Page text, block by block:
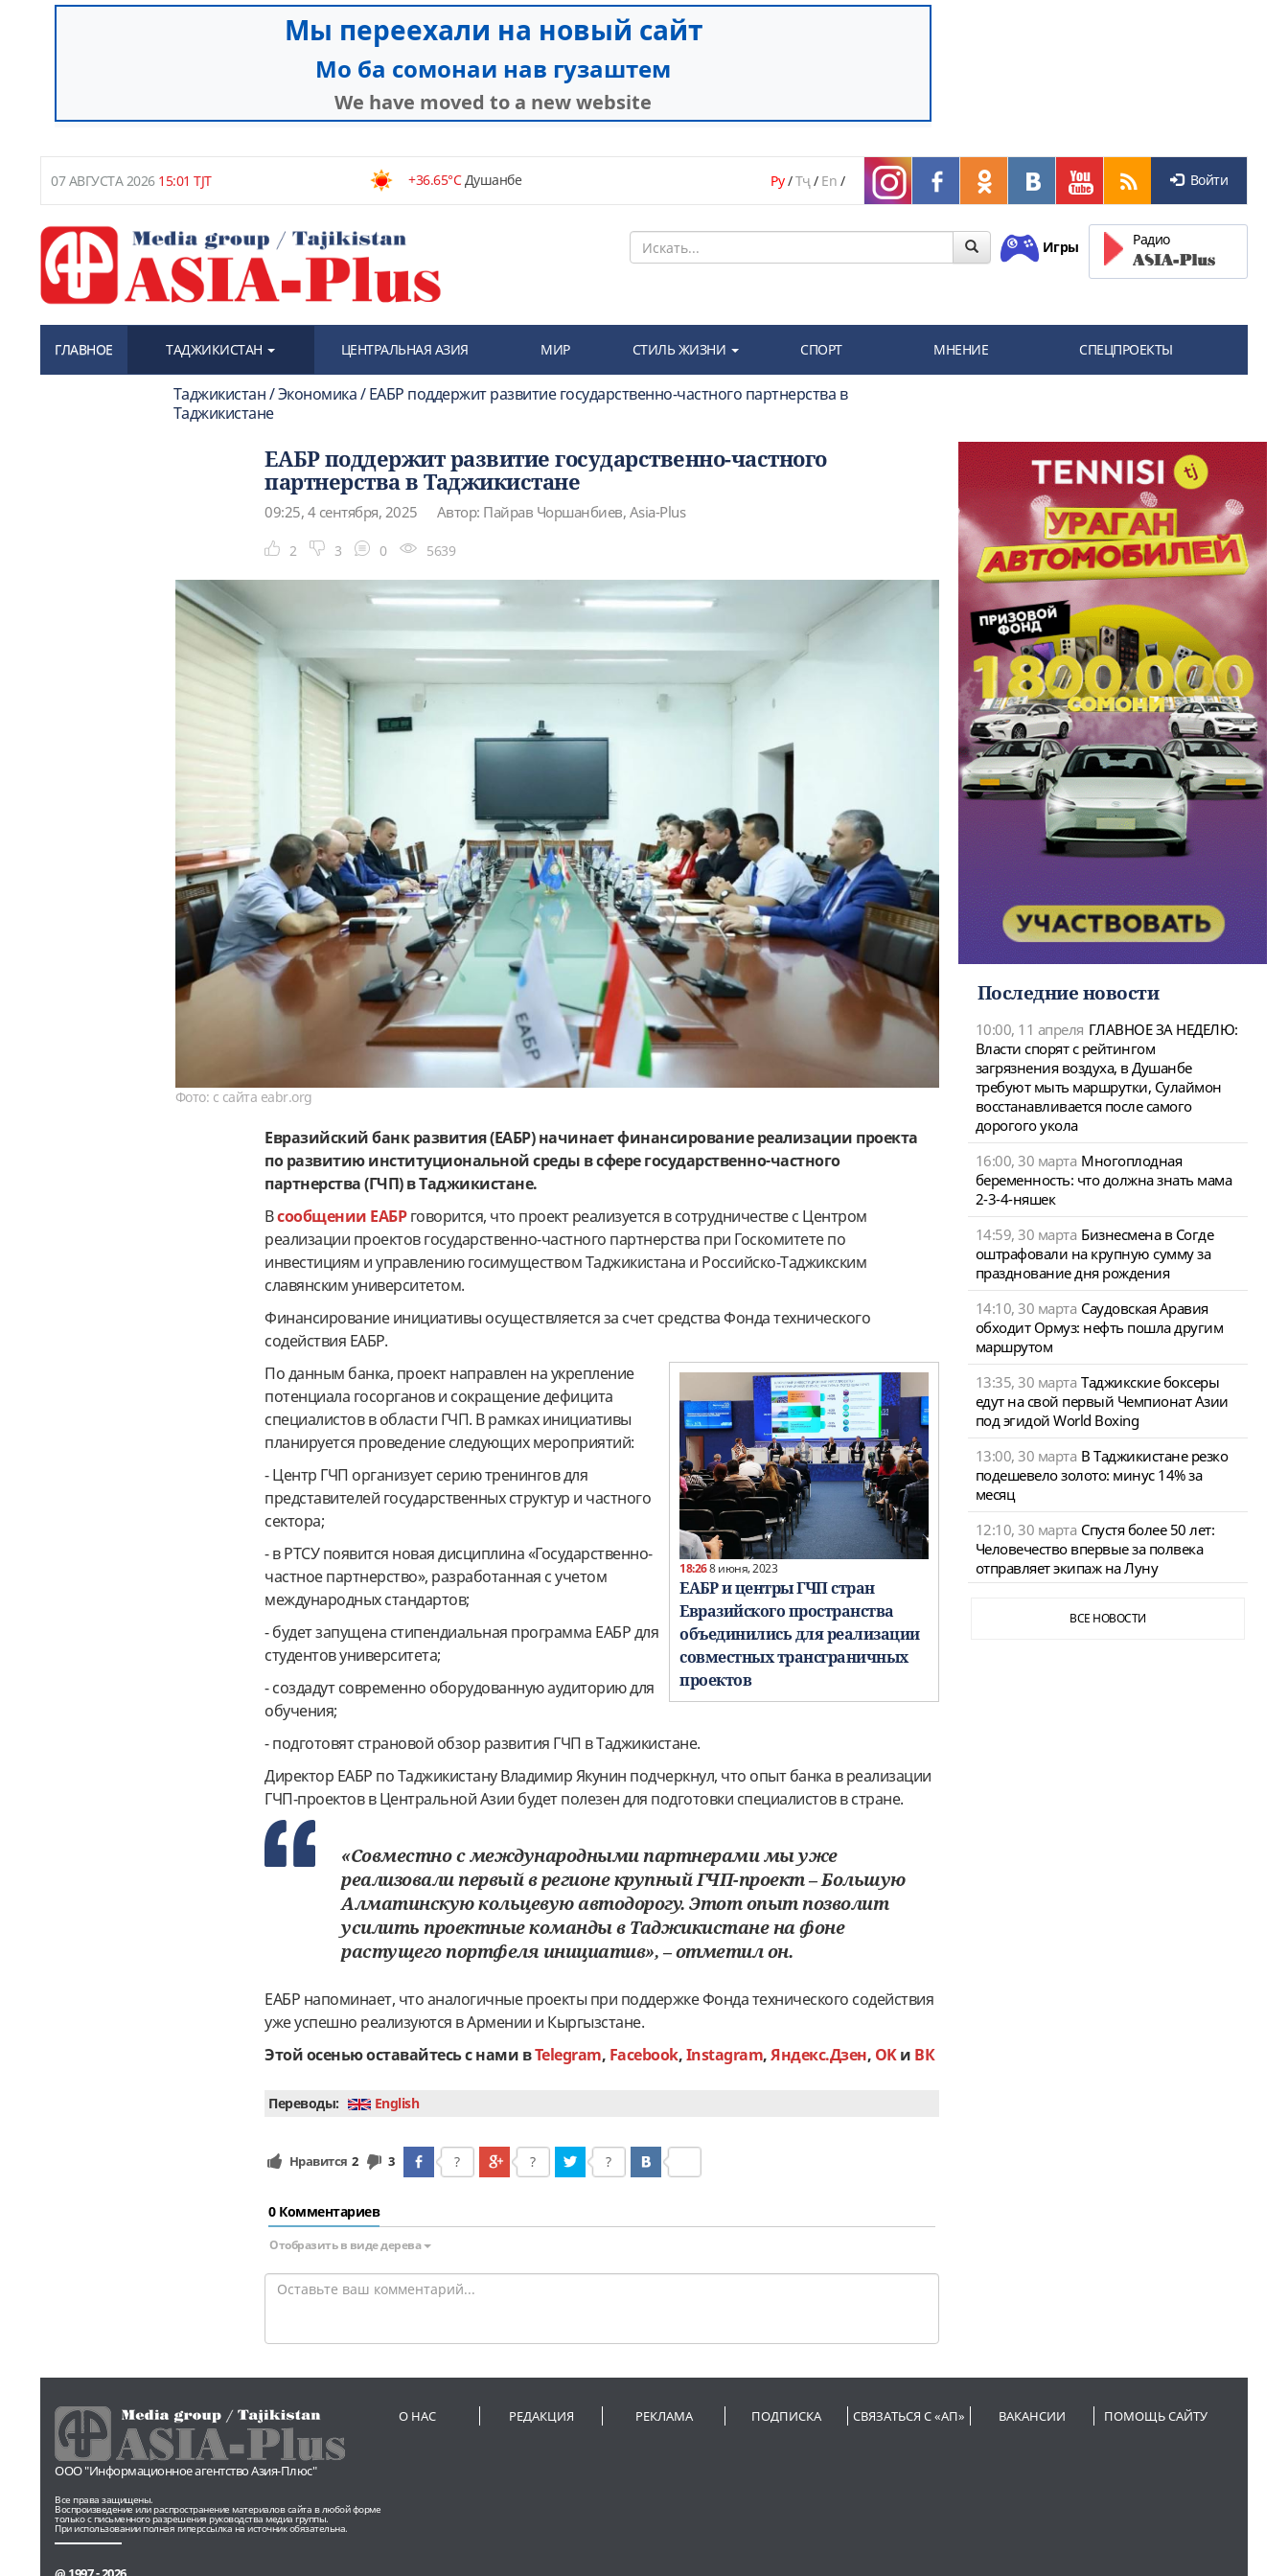
07 АВГУСТА 202615:01 TJT +36.65°CДушанбе Ру/Тҷ/ En / Войти
Игры Радио
ГЛАВНОЕ ТАДЖИКИСТАН ЦЕНТРАЛЬНАЯ АЗИЯ МИР СТИЛЬ ЖИЗНИ СПОРТ МНЕНИЕ СПЕЦПРОЕКТЫ
Таджикистан / Экономика / ЕАБР поддержит развитие государственно-частного партнерства в
Таджикистане
ЕАБР поддержит развитие государственно-частного
партнерства в Таджикистане
09:25, 4 сентября, 2025 Автор: Пайрав Чоршанбиев, Asia-Plus
2 3 0 5639
Фото: с сайта eabr.org
Евразийский банк развития (ЕАБР) начинает финансирование реализации проекта
по развитию институциональной среды в сфере государственно-частного
партнерства (ГЧП) в Таджикистане.
Всообщении ЕАБРговорится, что проект реализуется в сотрудничестве с Центром
реализации проектов государственно-частного партнерства при Госкомитете по
инвестициям и управлению госимуществом Таджикистана и Российско-Таджикским
славянским университетом.
Финансирование инициативы осуществляется за счет средства Фонда технического
содействия ЕАБР.
18:268 июня, 2023
ЕАБР и центры ГЧП стран
Евразийского пространства
объединились для реализации
совместных трансграничных
проектов
По данным банка, проект направлен на укрепление
потенциала госорганов и сокращение дефицита
специалистов в области ГЧП. В рамках инициативы
планируется проведение следующих мероприятий:
- Центр ГЧП организует серию тренингов для
представителей государственных структур и частного
сектора;
- в РТСУ появится новая дисциплина «Государственно-
частное партнерство», разработанная с учетом
международных стандартов;
- будет запущена стипендиальная программа ЕАБР для
студентов университета;
- создадут современно оборудованную аудиторию для
обучения;
- подготовят страновой обзор развития ГЧП в Таджикистане.
Директор ЕАБР по Таджикистану Владимир Якунин подчеркнул, что опыт банка в реализации
ГЧП-проектов в Центральной Азии будет полезен для подготовки специалистов в стране.
«Совместно с международными партнерами мы уже
реализовали первый в регионе крупный ГЧП-проект – Большую
Алматинскую кольцевую автодорогу. Этот опыт позволит
усилить проектные команды в Таджикистане на фоне
растущего портфеля инициатив», – отметил он.
ЕАБР напоминает, что аналогичные проекты при поддержке Фонда технического содействия
уже успешно реализуются в Армении и Кыргызстане.
Этой осенью оставайтесь с нами вTelegram, Facebook,Instagram,Яндекс.Дзен, OKи ВК
Переводы: English
Нравится 2 3 ? ? ?
0 Комментариев
Отобразить в виде дерева
Последние новости
10:00, 11 апреля ГЛАВНОЕ ЗА НЕДЕЛЮ:
Власти спорят с рейтингом
загрязнения воздуха, в Душанбе
требуют мыть маршрутки, Сулаймон
восстанавливается после самого
дорогого укола
16:00, 30 марта Многоплодная
беременность: что должна знать мама
2-3-4-няшек
14:59, 30 марта Бизнесмена в Согде
оштрафовали на крупную сумму за
празднование дня рождения
14:10, 30 марта Саудовская Аравия
обходит Ормуз: нефть пошла другим
маршрутом
13:35, 30 марта Таджикские боксеры
едут на свой первый Чемпионат Азии
под эгидой World Boxing
13:00, 30 марта В Таджикистане резко
подешевело золото: минус 14% за
месяц
12:10, 30 марта Спустя более 50 лет:
Человечество впервые за полвека
отправляет экипаж на Луну
ВСЕ НОВОСТИ
О НАС РЕДАКЦИЯ РЕКЛАМА ПОДПИСКА СВЯЗАТЬСЯ С «АП» ВАКАНСИИ ПОМОЩЬ САЙТУ
ООО "Информационное агентство Азия-Плюс"
Все права защищены.
Воспроизведение или распространение материалов сайта в любой форме
только с письменного разрешения руководства медиа группы.
При использовании полная гиперссылка на источник обязательна.